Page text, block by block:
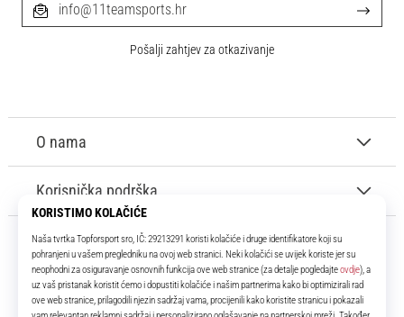
11teamsports.hr
Tvoj smo pouzdani suigrač već više od 16 godina! Cijelo to vrijeme
O nama
Korisnička podrška
info@11teamsports.hr
Pošalji zahtjev za otkazivanje